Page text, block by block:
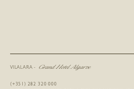
VILALARA - Grand Hotel Algarve
(+351) 282 320 000